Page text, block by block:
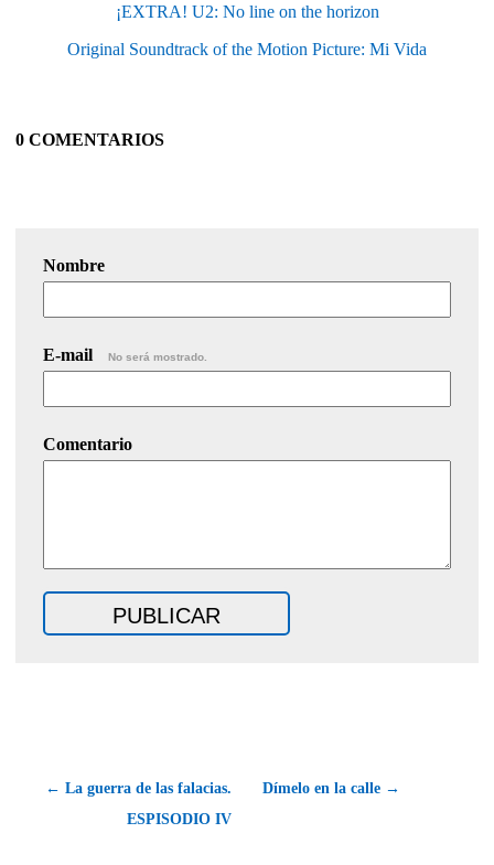
¡EXTRA! U2: No line on the horizon
Original Soundtrack of the Motion Picture: Mi Vida
0 COMENTARIOS
Nombre
E-mail No será mostrado.
Comentario
← La guerra de las falacias.
ESPISODIO IV
Dímelo en la calle →